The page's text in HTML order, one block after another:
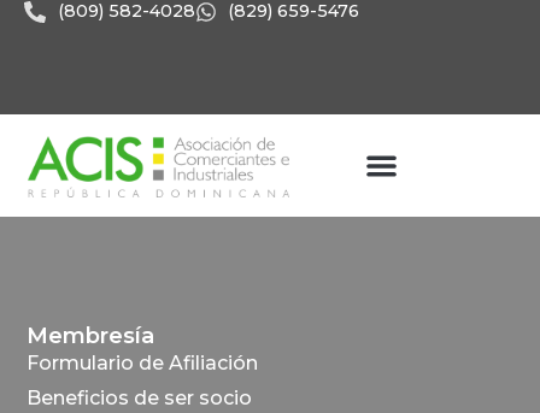
(809) 582-4028 (829) 659-5476
Membresía
Formulario de Afiliación
Beneficios de ser socio